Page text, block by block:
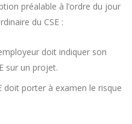
préalable à l’ordre du jour
du CSE :
doit indiquer son
sur un projet.
doit porter à examen le risque